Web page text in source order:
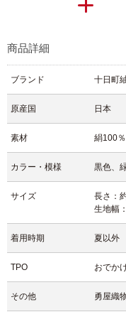
創作されています。
ているだけのシンプルデザイ
ました。
織地も程よいハリとしなや
十日町紬の質の良い織地の
なっております。
【文章 住谷】
商品詳細
ブランド 十日町
原産国 日本
素材 絹100％
カラー・模様 黒色、
サイズ
長さ：
生地幅
着用時期 夏以外
TPO おでか
その他 勇屋織